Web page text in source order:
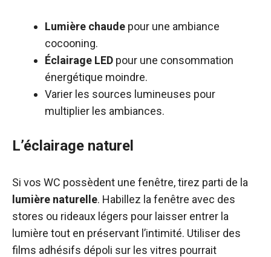
Lumière chaude pour une ambiance
cocooning.
Éclairage LED pour une consommation
énergétique moindre.
Varier les sources lumineuses pour
multiplier les ambiances.
L’éclairage naturel
Si vos WC possèdent une fenêtre, tirez parti de la
lumière naturelle. Habillez la fenêtre avec des
stores ou rideaux légers pour laisser entrer la
lumière tout en préservant l’intimité. Utiliser des
films adhésifs dépoli sur les vitres pourrait